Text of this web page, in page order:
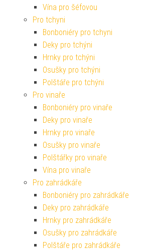
Vína pro šéfovou
Pro tchyni
Bonboniéry pro tchyni
Deky pro tchýni
Hrnky pro tchýni
Osušky pro tchýni
Polštáře pro tchýni
Pro vinaře
Bonboniéry pro vinaře
Deky pro vinaře
Hrnky pro vinaře
Osušky pro vinaře
Polštářky pro vinaře
Vína pro vinaře
Pro zahrádkáře
Bonboniéry pro zahrádkáře
Deky pro zahrádkáře
Hrnky pro zahrádkáře
Osušky pro zahrádkáře
Polštáře pro zahrádkáře